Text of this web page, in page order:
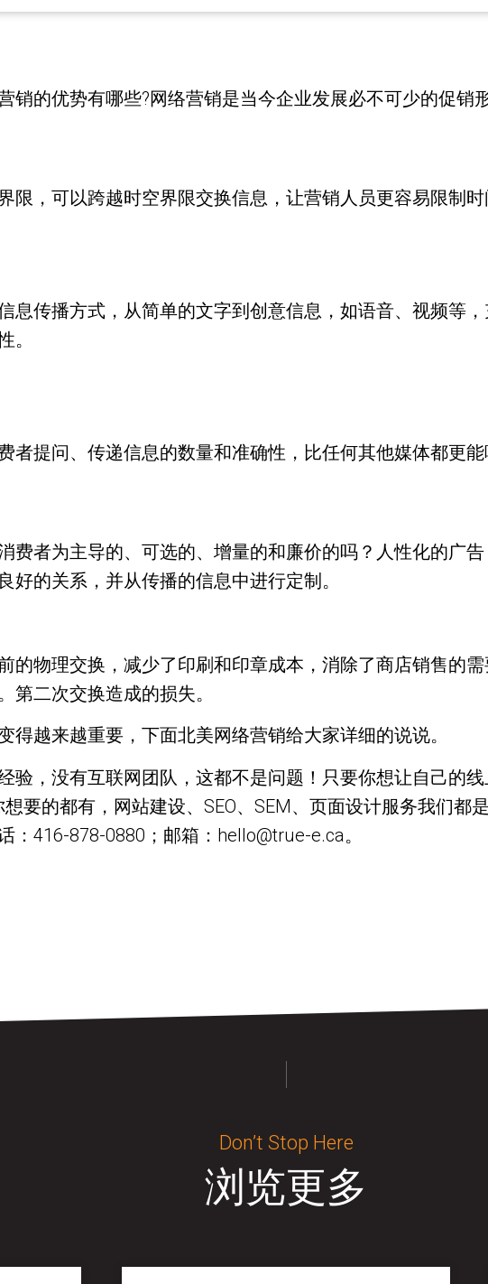
销的优势有哪些?网络营销是当今企业发展必不可少的促销
限，可以跨越时空界限交换信息，让营销人员更容易限制
息传播方式，从简单的文字到创意信息，如语音、视频等
。
者提问、传递信息的数量和准确性，比任何其他媒体都更
费者为主导的、可选的、增量的和廉价的吗？人性化的广
好的关系，并从传播的信息中进行定制。
的物理交换，减少了印刷和印章成本，消除了商店销售的
第二次交换造成的损失。
得越来越重要，下面北美网络营销给大家详细的说说。
验，没有互联网团队，这都不是问题！只要你想让自己的
要的都有，网站建设、SEO、SEM、页面设计服务我们都
：416-878-0880；邮箱：hello@true-e.ca。
Don’t Stop Here
浏览更多